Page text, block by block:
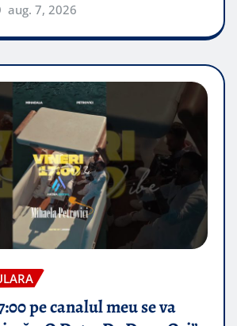
aug. 7, 2026
pe canalul meu se va